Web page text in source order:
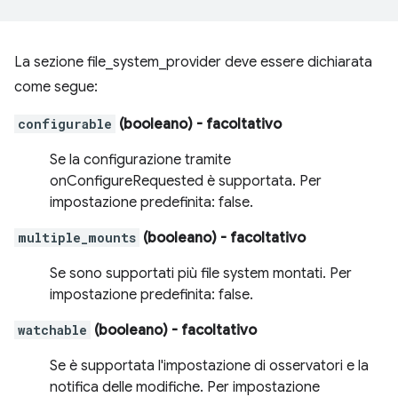
La sezione file_system_provider deve essere dichiarata
come segue:
configurable (booleano) - facoltativo
Se la configurazione tramite
onConfigureRequested è supportata. Per
impostazione predefinita: false.
multiple_mounts (booleano) - facoltativo
Se sono supportati più file system montati. Per
impostazione predefinita: false.
watchable (booleano) - facoltativo
Se è supportata l'impostazione di osservatori e la
notifica delle modifiche. Per impostazione